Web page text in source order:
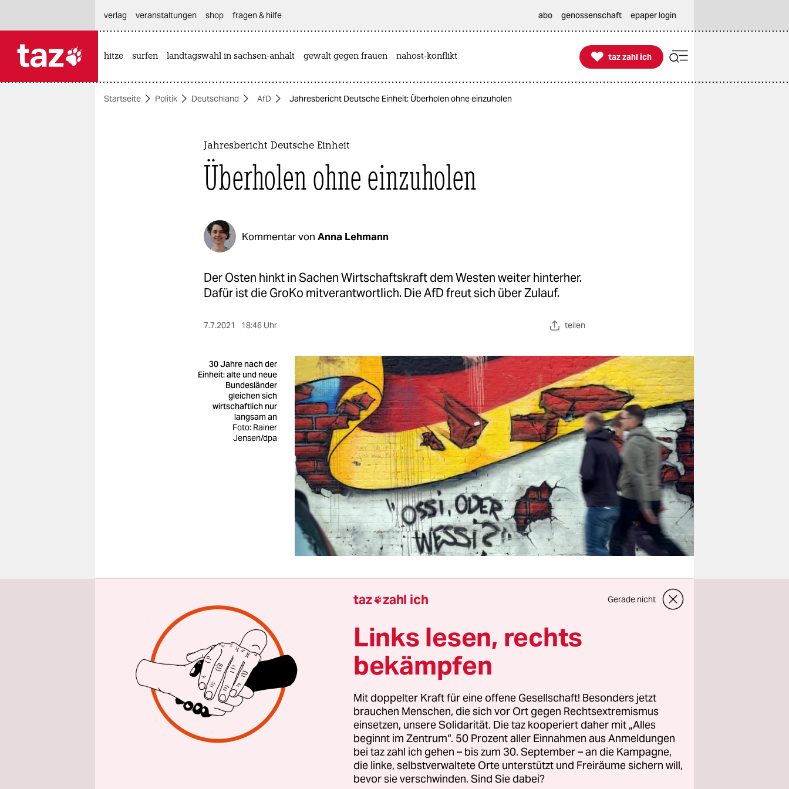
themen
verlag
veranstaltungen shop fragen & hilfe abo genossenschaft epaper login
hitze surfen landtagswahl in sachsen-anhalt gewalt gegen frauen nahost-konflikt 
taz zahl ich
taz zahl ich
Startseite Politik Deutschland AfD Jahresbericht Deutsche Einheit: Überholen ohne einzuholen
Jahresbericht Deutsche Einheit
Überholen ohne einzuholen
Kommentar von Anna Lehmann
Der Osten hinkt in Sachen Wirtschaftskraft dem Westen weiter hinterher.
Dafür ist die GroKo mitverantwortlich. Die AfD freut sich über Zulauf.
7.7.2021 18:46 Uhr teilen
30 Jahre nach der
Einheit: alte und neue
Bundesländer
gleichen sich
wirtschaftlich nur
langsam an
Foto: Rainer
Jensen/dpa
W „Überholen ohne einzuholen“ tatsächlich mal zur aktuellen
Zustandsbeschreibung taugen würde. Der am Mittwoch
veröffentlichte Jahresbericht zur Deutschen Einheit liest sich jedenfalls
so. Die Wirtschaftskraft liegt im Osten nach wie vor stabil hinter der im
Westen – die Menschen in Ostdeutschland – Berlin ausgenommen –
erwirtschaften pro Kopf gut 20 Prozent weniger als jene im Westen.
In anderen Punkten hat der Osten den Westen dagegen überholt. So ist
Haushaltseinkommen in Potsdam mittlerweile höher
. Auf einem weiteren Feld liegt der Osten leider auch
taz zahl ich Gerade nicht
Links lesen, rechts
bekämpfen
Mit doppelter Kraft für eine offene Gesellschaft! Besonders jetzt
brauchen Menschen, die sich vor Ort gegen Rechtsextremismus
einsetzen, unsere Solidarität. Die taz kooperiert daher mit „Alles
beginnt im Zentrum“. 50 Prozent aller Einnahmen aus Anmeldungen
bei taz zahl ich gehen – bis zum 30. September – an die Kampagne,
die linke, selbstverwaltete Orte unterstützt und Freiräume sichern will,
bevor sie verschwinden. Sind Sie dabei?